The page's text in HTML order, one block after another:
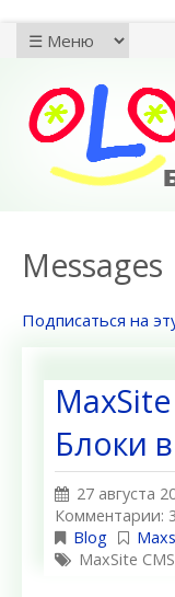
Messages
Подписаться на
Блоки
27 августа
Комментарии: 3
Blog
MaxSite CMS